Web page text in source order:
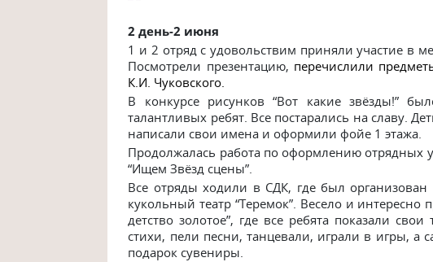
2 день-2 июня
1 и 2 отряд с удовольствим приняли участие в
Посмотрели презентацию, перечислили
К.И. Чуковского
В конкурсе рисунков “Вот какие звёзды!”
талантливых ребят. Все постарались на славу.
написали свои имена и оформили фойе 1 этажа.
Продолжалась работа по оформлению отрядных
“Ищем Звёзд сцены”.
Все отряды ходили в СДК, где был организован
кукольный театр “Теремок”. Весело и интересно
детство золотое”, где все ребята показали
стихи, пели песни, танцевали, играли в игры, а
подарок сувениры.